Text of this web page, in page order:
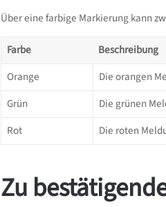
Über eine farbige Markierung kann
Farbe
Beschreibung
Orange
Die orangen
Grün
Die grünen
Rot
Die roten
Zu